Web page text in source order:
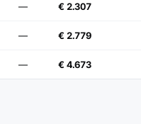
— € 2.307
— € 2.779
— € 4.673